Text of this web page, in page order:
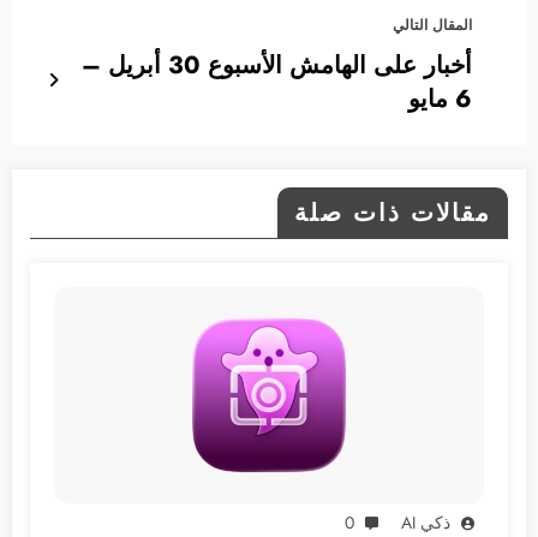
المقال التالي
أخبار على الهامش الأسبوع 30 أبريل –
6 مايو
مقالات ذات صلة
ذكي AI 0